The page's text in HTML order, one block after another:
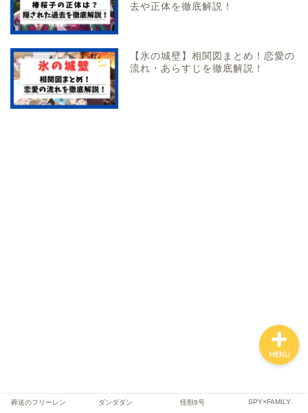
去や正体を徹底解説！
【氷の城壁】相関図まとめ！恋愛の
流れ・あらすじを徹底解説！
葬送のフリーレン ダンダダン 怪獣8号 SPY×FAMILY
MENU